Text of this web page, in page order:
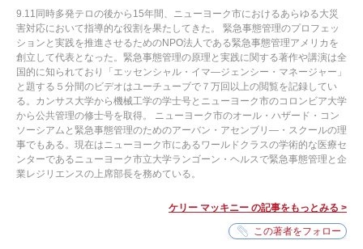
9.11同時多発テロの後から15年間、ニューヨーク市におけるあらゆる大災
害対応において指導的な役割を果たしてきた。 緊急事態管理のプロフェッ
ションと実践を推進させるためのNPO法人である緊急事態管理アメリカを
創立して代表となった。緊急事態管理の原理と実践に関する著作や講演は全
国的に知られており「エッセンシャル・イマ―ジェンシー・マネージャー」
と題する５分間のビデオはユーチューブで７万回以上の閲覧を記録してい
る。カンサス大学から機械工学の学士号とニューヨーク市のコロンビア大学
から公共管理の修士号を取得。 ニューヨーク市のオール・ハザード・コン
ソーシアムと緊急事態管理のためのアーバン・アセンブリ―・スクールの理
事でもある。現在はニューヨーク市にあるワールドクラスの学術的な医療セ
ンターであるニューヨーク市立大学ランゴーン・ヘルスで緊急事態管理と企
業レジリエンスの上席部長を務めている。
ケリー マッキニー の記事をもっとみる >